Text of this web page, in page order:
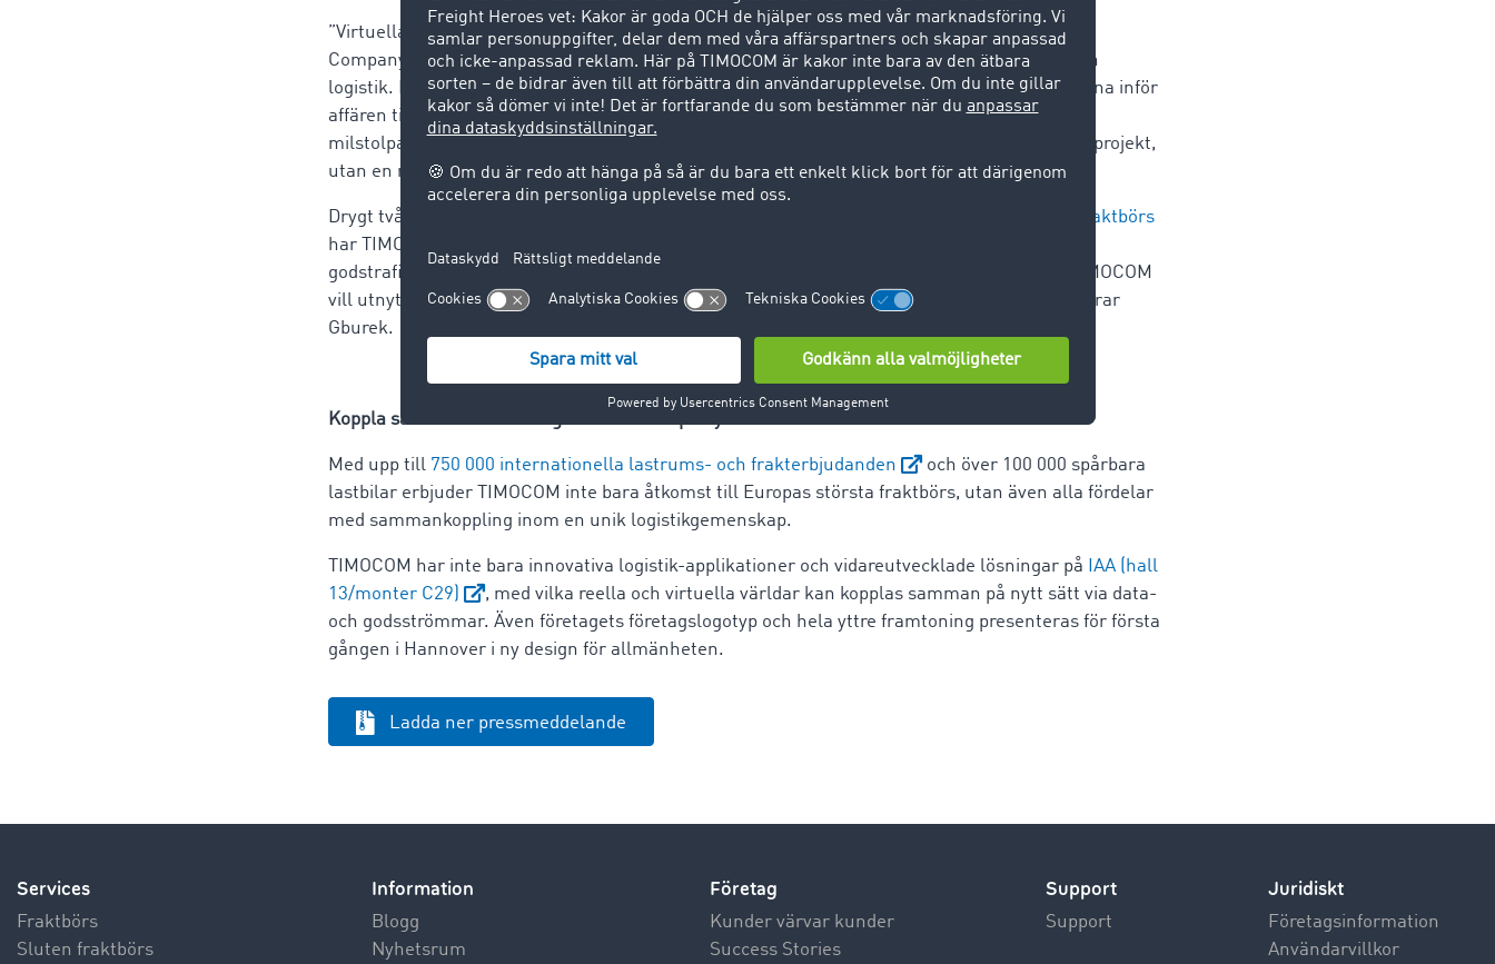
”Virtuella lösningar har för längesedan blivit en motor i transportvärlden”, säger TIMOCOM
Company Spokesman, Gunnar Gburek, inför den ledande mässan för mobilitet, transport och
logistik. Många steg i den logistiska processkedjan är digitaliserade idag – från förberedelserna inför
affären till utfärdande av fraktföljesedeln. ”Vi arbetar med nästa utvecklingssteg och skapar
milstolpar för framtidens logistikvardag när den digitala transformationen inte längre är ett projekt,
utan en ny naturlig rutin”, säger Gburek.
Drygt två årtionden efter starten för IT-företaget från Erkrath som gjorde sig känt med sin
fraktbörs
har TIMOCOM alltmer utvecklats till systemleverantör för digital styrning och hantering av
godstrafiktransporter. ”Vi både banar väg för och ledsagar företag som tillsammans med TIMOCOM
vill utnyttja möjligheterna med digitalisering på ett intelligent, enkelt och säkert sätt”, förklarar
Gburek.
Koppla samman data- och godsströmmar på nytt sätt
Med upp till 750 000 internationella lastrums- och frakterbjudanden
och över 100 000 spårbara
lastbilar erbjuder TIMOCOM inte bara åtkomst till Europas största fraktbörs, utan även alla fördelar
med sammankoppling inom en unik logistikgemenskap.
TIMOCOM har inte bara innovativa logistik-applikationer och vidareutvecklade lösningar på IAA (hall
13/monter C29)
, med vilka reella och virtuella världar kan kopplas samman på nytt sätt via data-
och godsströmmar. Även företagets företagslogotyp och hela yttre framtoning presenteras för första
gången i Hannover i ny design för allmänheten.
Ladda ner pressmeddelande
Services
Fraktbörs
Sluten fraktbörs
Information
Blogg
Nyhetsrum
Företag
Kunder värvar kunder
Success Stories
Support
Support
Juridiskt
Företagsinformation
Användarvillkor